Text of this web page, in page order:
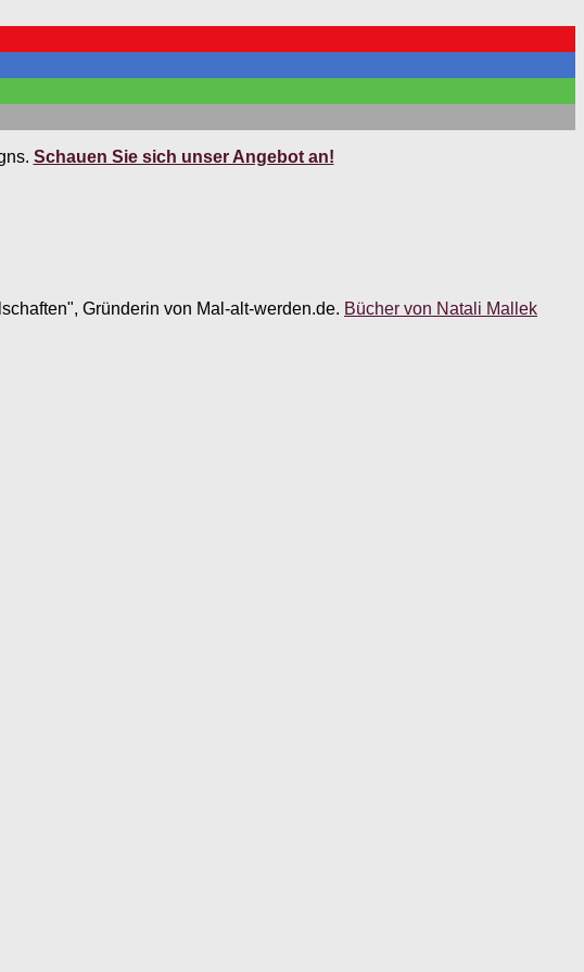
Schauen Sie sich unser Angebot an!
Gründerin von Mal-alt-werden.de. Bücher von Natali Mallek